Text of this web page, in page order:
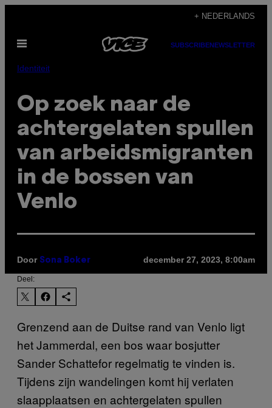
de
inhoud
+ NEDERLANDS
Open
SUBSCRIBENEWSLETTER
Identiteit
Op zoek naar de
achtergelaten spullen
van arbeidsmigranten
in de bossen van
Venlo
Door Sona Boker december 27, 2023, 8:00am
Deel:
Grenzend aan de Duitse rand van Venlo ligt
het Jammerdal, een bos waar bosjutter
Sander Schattefor regelmatig te vinden is.
Tijdens zijn wandelingen komt hij verlaten
slaapplaatsen en achtergelaten spullen